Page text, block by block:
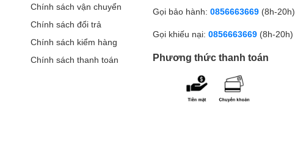
Chính sách vận chuyển
Chính sách đổi trả
Chính sách kiểm hàng
Chính sách thanh toán
Gọi bảo hành: 0856663669 (8h-20h)
Gọi khiếu nại: 0856663669 (8h-20h)
Phương thức thanh toán